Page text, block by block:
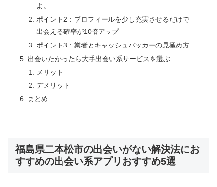
よ。
ポイント2：プロフィールを少し充実させるだけで
出会える確率が10倍アップ
ポイント3：業者とキャッシュバッカーの見極め方
出会いたかったら大手出会い系サービスを選ぶ
メリット
デメリット
まとめ
福島県二本松市の出会いがない解決法にお
すすめの出会い系アプリおすすめ5選